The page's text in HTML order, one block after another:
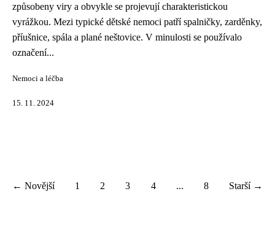
způsobeny viry a obvykle se projevují charakteristickou
vyrážkou. Mezi typické dětské nemoci patří spalničky, zarděnky,
příušnice, spála a plané neštovice. V minulosti se používalo
označení...
Nemoci a léčba
15. 11. 2024
← Novější 1 2 3 4 ... 8 Starší →